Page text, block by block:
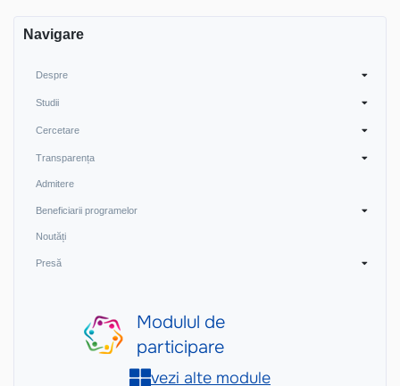
Navigare
Despre
Studii
Cercetare
Transparența
Admitere
Beneficiarii programelor
Noutăți
Presă